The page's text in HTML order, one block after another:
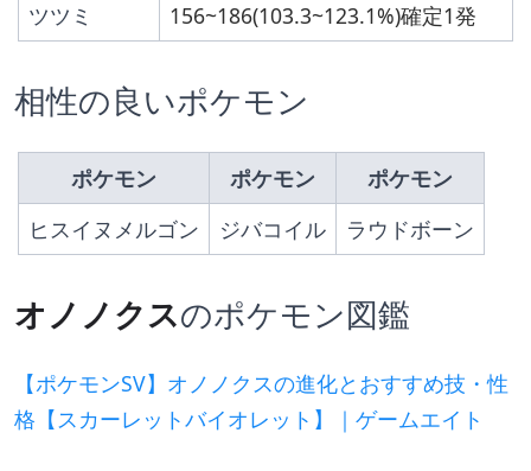
ツツミ
156~186(103.3~123.1%)確定1発
相性の良いポケモン
ポケモン ポケモン
ポケモン
ヒスイヌメルゴン
ジバコイル ラウドボーン
オノノクスのポケモン図鑑
【ポケモンSV】オノノクスの進化とおすすめ技・性
格【スカーレットバイオレット】｜ゲームエイト